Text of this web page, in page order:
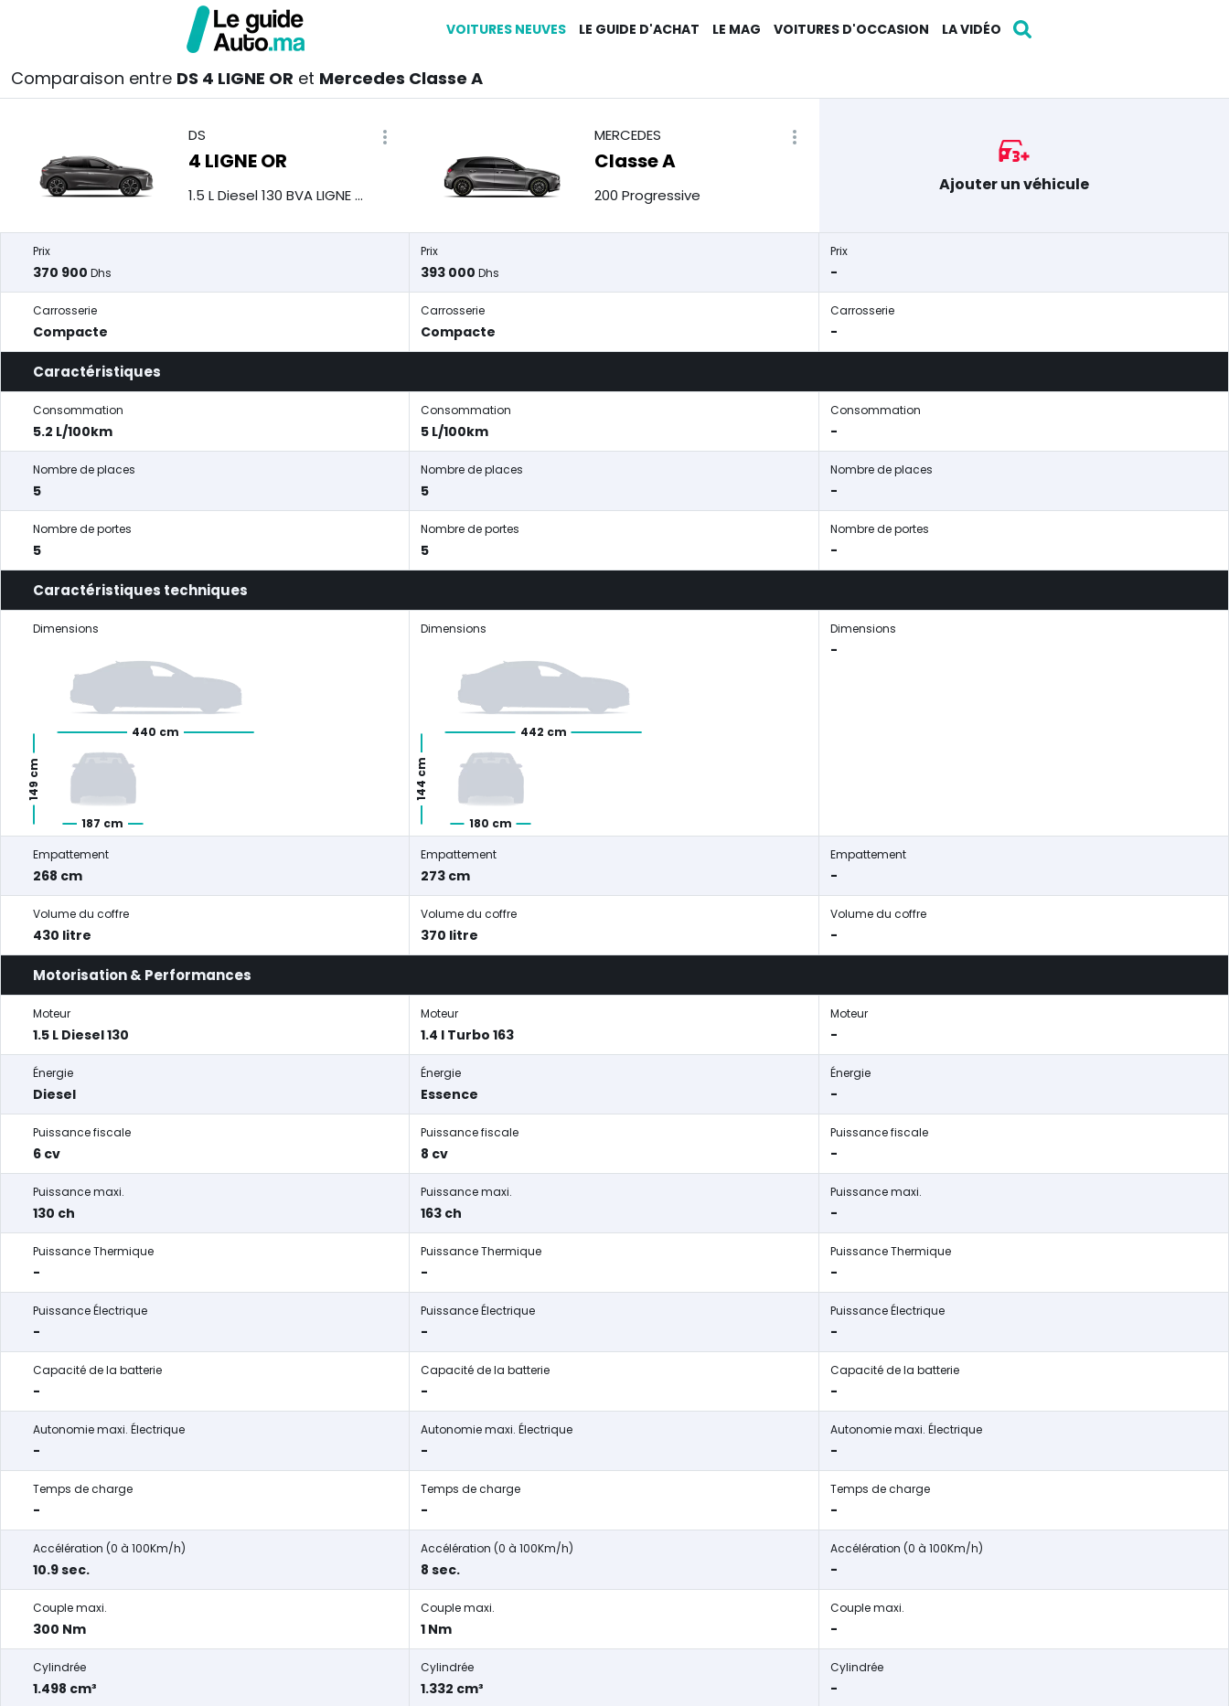
VOITURES NEUVES LE GUIDE D'ACHAT LE MAG VOITURES D'OCCASION LA VIDÉO
Comparaison entre DS 4 LIGNE OR et Mercedes Classe A
DS
4 LIGNE OR
1.5 L Diesel 130 BVA LIGNE OR
MERCEDES
Classe A
200 Progressive
Ajouter un véhicule
Prix
370 900 Dhs
Prix
393 000 Dhs
Prix
-
Carrosserie
Compacte
Carrosserie
Compacte
Carrosserie
-
Caractéristiques
Consommation
5.2 L/100km
Consommation
5 L/100km
Consommation
-
Nombre de places
5
Nombre de places
5
Nombre de places
-
Nombre de portes
5
Nombre de portes
5
Nombre de portes
-
Caractéristiques techniques
Dimensions
440 cm
187 cm
149 cm
Dimensions
442 cm
180 cm
144 cm
Dimensions
-
Empattement
268 cm
Empattement
273 cm
Empattement
-
Volume du coffre
430 litre
Volume du coffre
370 litre
Volume du coffre
-
Motorisation & Performances
Moteur
1.5 L Diesel 130
Moteur
1.4 l Turbo 163
Moteur
-
Énergie
Diesel
Énergie
Essence
Énergie
-
Puissance fiscale
6 cv
Puissance fiscale
8 cv
Puissance fiscale
-
Puissance maxi.
130 ch
Puissance maxi.
163 ch
Puissance maxi.
-
Puissance Thermique
-
Puissance Thermique
-
Puissance Thermique
-
Puissance Électrique
-
Puissance Électrique
-
Puissance Électrique
-
Capacité de la batterie
-
Capacité de la batterie
-
Capacité de la batterie
-
Autonomie maxi. Électrique
-
Autonomie maxi. Électrique
-
Autonomie maxi. Électrique
-
Temps de charge
-
Temps de charge
-
Temps de charge
-
Accélération (0 à 100Km/h)
10.9 sec.
Accélération (0 à 100Km/h)
8 sec.
Accélération (0 à 100Km/h)
-
Couple maxi.
300 Nm
Couple maxi.
1 Nm
Couple maxi.
-
Cylindrée
1.498 cm³
Cylindrée
1.332 cm³
Cylindrée
-